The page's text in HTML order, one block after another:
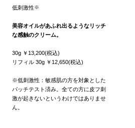
低刺激性※
美容オイルがあふれ出るようなリッチ
な感触のクリーム。
30g ￥13,200(税込)
リフィル 30g ￥12,650(税込)
※低刺激性：敏感肌の方を対象とした
パッチテスト済み。全ての方に皮フ刺
激が起きないというわけではありませ
ん。